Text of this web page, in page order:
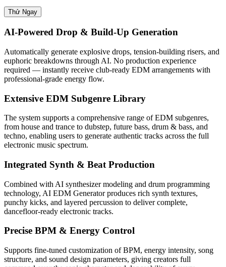
Thử Ngay
AI-Powered Drop & Build-Up Generation
Automatically generate explosive drops, tension-building risers, and
euphoric breakdowns through AI. No production experience
required — instantly receive club-ready EDM arrangements with
professional-grade energy flow.
Extensive EDM Subgenre Library
The system supports a comprehensive range of EDM subgenres,
from house and trance to dubstep, future bass, drum & bass, and
techno, enabling users to generate authentic tracks across the full
electronic music spectrum.
Integrated Synth & Beat Production
Combined with AI synthesizer modeling and drum programming
technology, AI EDM Generator produces rich synth textures,
punchy kicks, and layered percussion to deliver complete,
dancefloor-ready electronic tracks.
Precise BPM & Energy Control
Supports fine-tuned customization of BPM, energy intensity, song
structure, and sound design parameters, giving creators full